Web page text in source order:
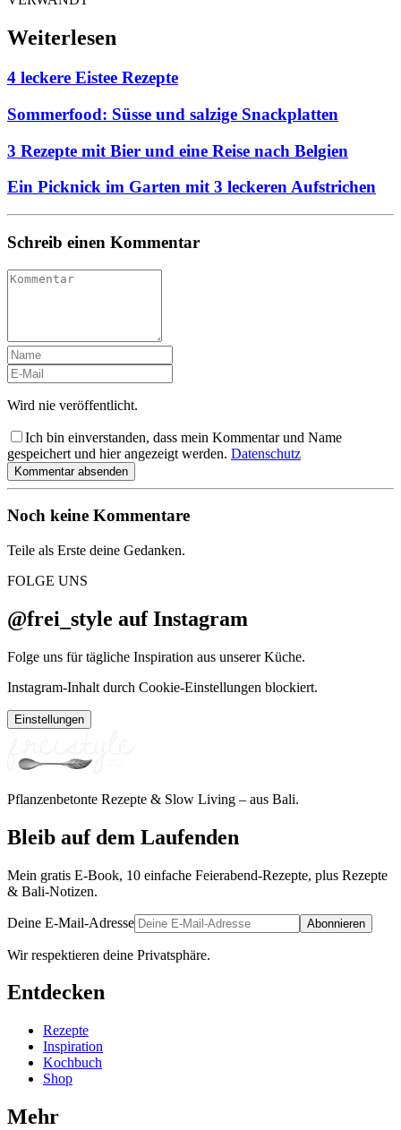
Weiterlesen
4 leckere Eistee Rezepte
Sommerfood: Süsse und salzige Snackplatten
3 Rezepte mit Bier und eine Reise nach Belgien
Ein Picknick im Garten mit 3 leckeren Aufstrichen
Schreib einen Kommentar
Wird nie veröffentlicht.
Ich bin einverstanden, dass mein Kommentar und Name
gespeichert und hier angezeigt werden. Datenschutz
Kommentar absenden
Noch keine Kommentare
Teile als Erste deine Gedanken.
FOLGE UNS
@frei_style auf Instagram
Folge uns für tägliche Inspiration aus unserer Küche.
Instagram-Inhalt durch Cookie-Einstellungen blockiert.
Einstellungen
Pflanzenbetonte Rezepte & Slow Living – aus Bali.
Bleib auf dem Laufenden
Mein gratis E-Book, 10 einfache Feierabend-Rezepte, plus Rezepte
& Bali-Notizen.
Deine E-Mail-Adresse Abonnieren
Wir respektieren deine Privatsphäre.
Entdecken
Rezepte
Inspiration
Kochbuch
Shop
Mehr